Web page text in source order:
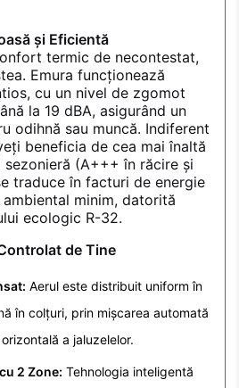
și Eficientă
termic de necontestat,
Emura funcționează
cu un nivel de zgomot
la 19 dBA, asigurând un
odihnă sau muncă. Indiferent
beneficia de cea mai înaltă
(A+++ în răcire și
traduce în facturi de energie
minim, datorită
ecologic R-32.
de Tine
Aerul este distribuit uniform în
în colțuri, prin mișcarea automată
a jaluzelelor.
2 Zone: Tehnologia inteligentă